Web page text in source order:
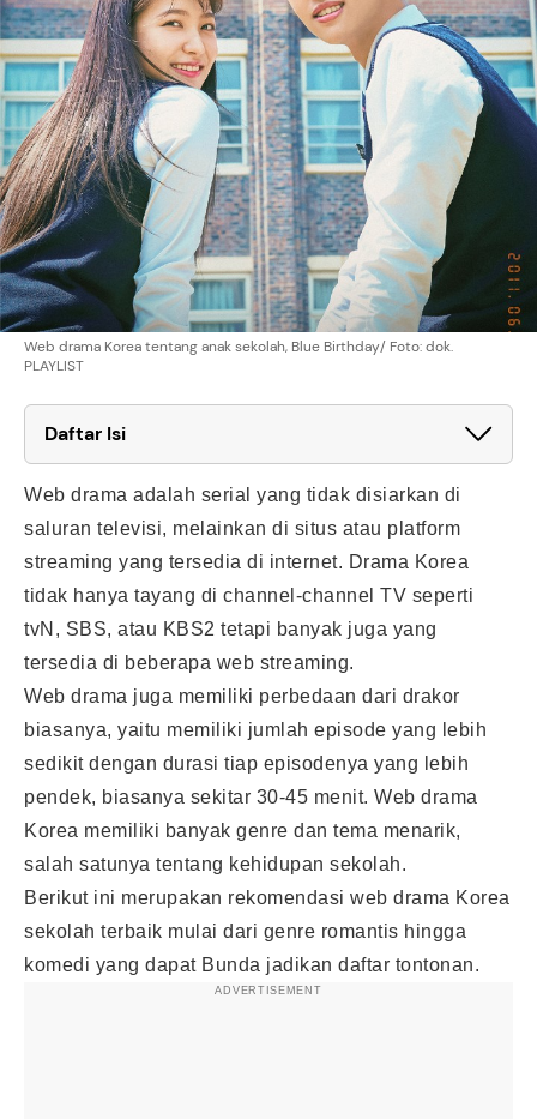
Web drama Korea tentang anak sekolah, Blue Birthday/ Foto: dok.
PLAYLIST
Daftar Isi
Web drama adalah serial yang tidak disiarkan di
saluran televisi, melainkan di situs atau platform
streaming yang tersedia di internet. Drama Korea
tidak hanya tayang di channel-channel TV seperti
tvN, SBS, atau KBS2 tetapi banyak juga yang
tersedia di beberapa web streaming.
Web drama juga memiliki perbedaan dari drakor
biasanya, yaitu memiliki jumlah episode yang lebih
sedikit dengan durasi tiap episodenya yang lebih
pendek, biasanya sekitar 30-45 menit. Web drama
Korea memiliki banyak genre dan tema menarik,
salah satunya tentang kehidupan sekolah.
Berikut ini merupakan rekomendasi web drama Korea
sekolah terbaik mulai dari genre romantis hingga
komedi yang dapat Bunda jadikan daftar tontonan.
ADVERTISEMENT